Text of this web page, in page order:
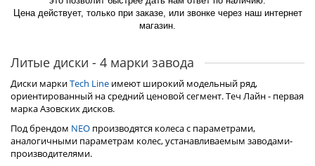
Цена действует, только при заказе, или звонке через наш интернет
магазин.
Литые диски - 4 марки завода
Диски маркиTech Line имеют широкий модельный ряд,
ориентированный на средний ценовой сегмент. Теч Лайн - первая
марка Азовских дисков.
Под брендом NEO производятся колеса с параметрами,
аналогичными параметрам колес, устанавливаемым заводами-
производителями.